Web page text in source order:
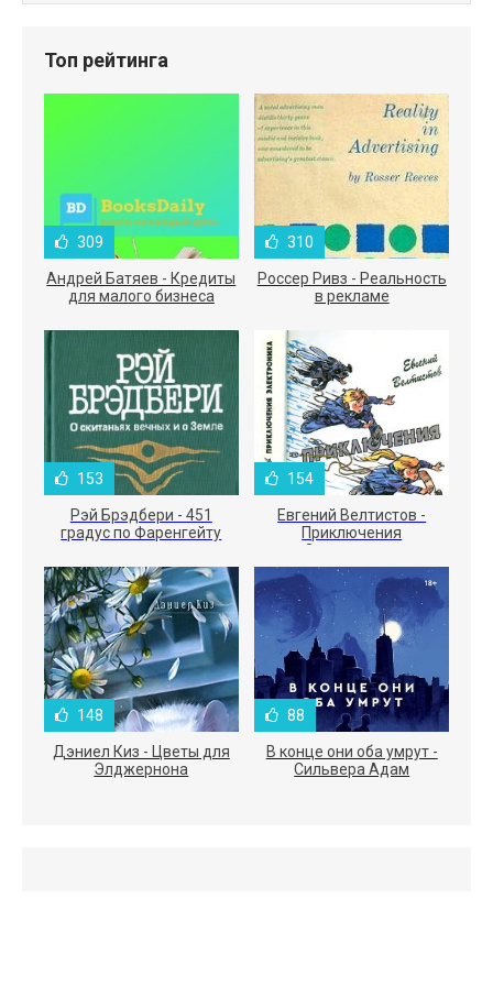
Топ рейтинга
309
Андрей Батяев - Кредиты
для малого бизнеса
310
Россер Ривз - Реальность
в рекламе
153
Рэй Брэдбери - 451
градус по Фаренгейту
154
Евгений Велтистов -
Приключения
Электроника
148
Дэниел Киз - Цветы для
Элджернона
88
В конце они оба умрут -
Сильвера Адам